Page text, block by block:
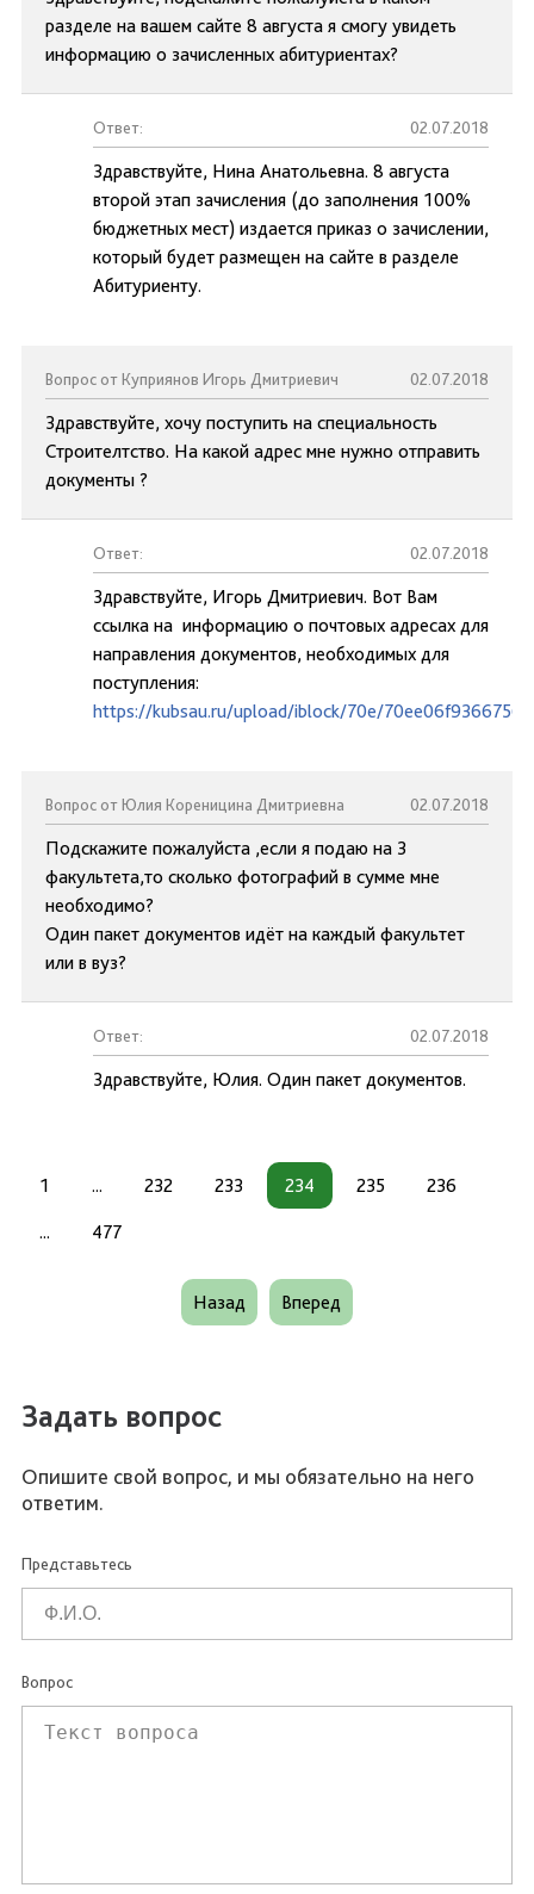
разделе на вашем сайте 8 августа я смогу увидеть
информацию о зачисленных абитуриентах?
Ответ: 02.07.2018
Здравствуйте, Нина Анатольевна. 8 августа
второй этап зачисления (до заполнения 100%
бюджетных мест) издается приказ о зачислении,
который будет размещен на сайте в разделе
Абитуриенту.
Вопрос от Куприянов Игорь Дмитриевич 02.07.2018
Здравствуйте, хочу поступить на специальность
Строителтство. На какой адрес мне нужно отправить
документы ?
Ответ: 02.07.2018
Здравствуйте, Игорь Дмитриевич. Вот Вам
ссылка на информацию о почтовых адресах для
направления документов, необходимых для
поступления:
https://kubsau.ru/upload/iblock/70e/
Вопрос от Юлия Кореницина Дмитриевна 02.07.2018
Подскажите пожалуйста ,если я подаю на 3
факультета,то сколько фотографий в сумме мне
необходимо?
Один пакет документов идёт на каждый факультет
или в вуз?
Ответ: 02.07.2018
Здравствуйте, Юлия. Один пакет документов.
1 ... 232 233 234 235 236
... 477
Назад Вперед
Задать вопрос
Опишите свой вопрос, и мы обязательно на него
ответим.
Представьтесь
Вопрос